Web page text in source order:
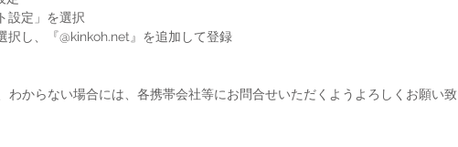
ト設定」を選択
選択し、『@kinkoh.net』を追加して登録
わからない場合には、各携帯会社等にお問合せいただくようよろしくお願い致